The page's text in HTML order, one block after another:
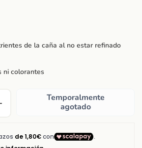
de la caña al no estar refinado
ni colorantes
Temporalmente
agotado